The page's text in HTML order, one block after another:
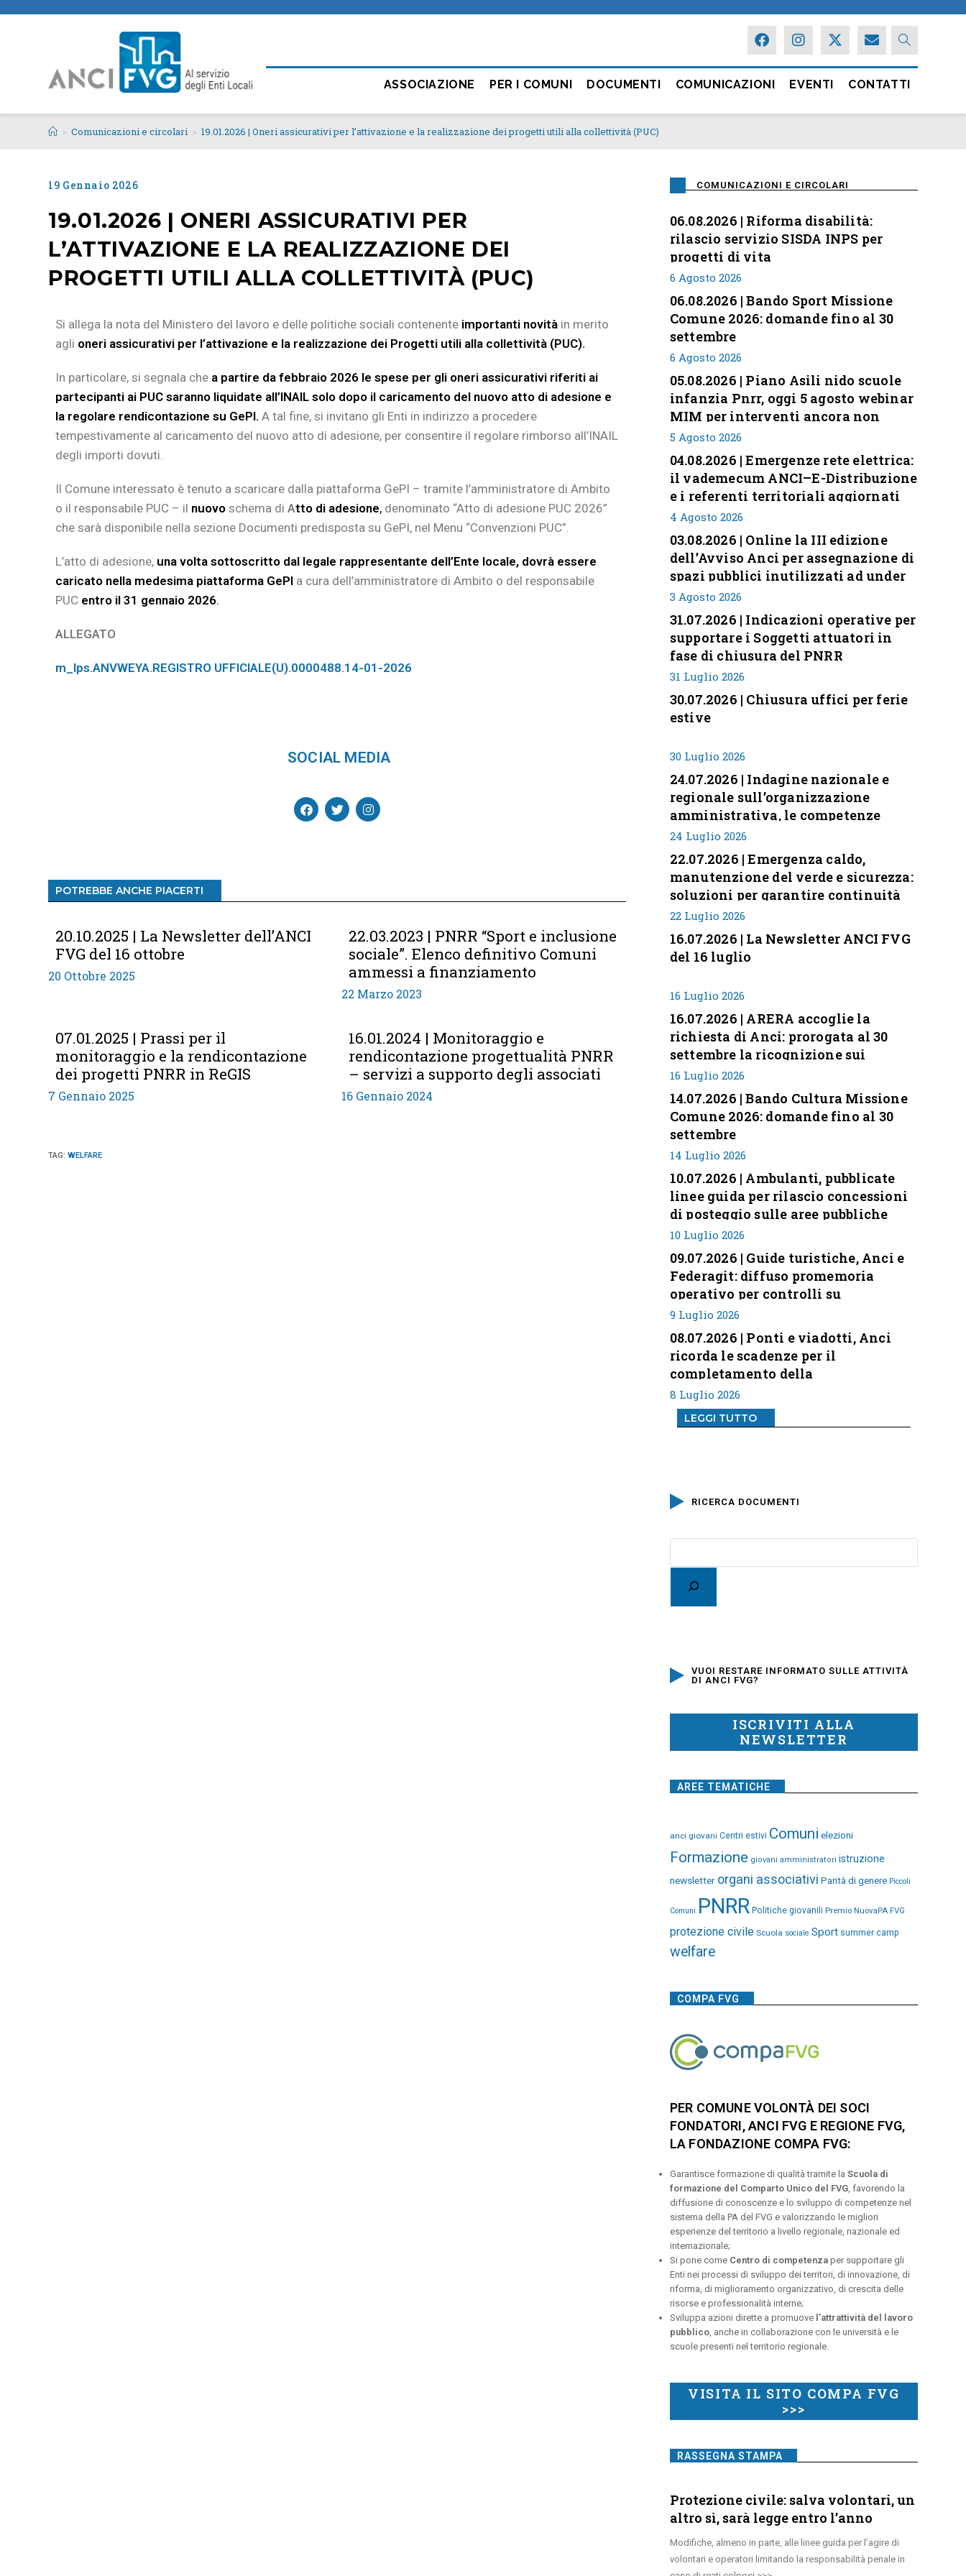
ASSOCIAZIONE PER I COMUNI DOCUMENTI COMUNICAZIONI EVENTI CONTATTI
> Comunicazioni e circolari > 19.01.2026 | Oneri assicurativi per l’attivazione e la realizzazione dei progetti utili alla collettività (PUC)
19 Gennaio 2026
19.01.2026 | ONERI ASSICURATIVI PER
L’ATTIVAZIONE E LA REALIZZAZIONE DEI
PROGETTI UTILI ALLA COLLETTIVITÀ (PUC)
Si allega la nota del Ministero del lavoro e delle politiche sociali contenente importanti novità in merito
agli oneri assicurativi per l’attivazione e la realizzazione dei Progetti utili alla collettività (PUC).
In particolare, si segnala che a partire da febbraio 2026 le spese per gli oneri assicurativi riferiti ai
partecipanti ai PUC saranno liquidate all’INAIL solo dopo il caricamento del nuovo atto di adesione e
la regolare rendicontazione su GePI. A tal fine, si invitano gli Enti in indirizzo a procedere
tempestivamente al caricamento del nuovo atto di adesione, per consentire il regolare rimborso all’INAIL
degli importi dovuti.
Il Comune interessato è tenuto a scaricare dalla piattaforma GePI – tramite l’amministratore di Ambito
o il responsabile PUC – il nuovo schema diAtto di adesione, denominato “Atto di adesione PUC 2026”
che sarà disponibile nella sezione Documenti predisposta su GePI, nel Menu “Convenzioni PUC”.
L’atto di adesione, una volta sottoscritto dal legale rappresentante dell’Ente locale, dovrà essere
caricato nella medesima piattaforma GePI a cura dell’amministratore di Ambito o del responsabile
PUC entro il 31 gennaio 2026.
ALLEGATO
m_lps.ANVWEYA.REGISTRO UFFICIALE(U).0000488.14-01-2026
SOCIAL MEDIA
POTREBBE ANCHE PIACERTI
20.10.2025 | La Newsletter dell’ANCI
FVG del 16 ottobre
20 Ottobre 2025
22.03.2023 | PNRR “Sport e inclusione
sociale”. Elenco definitivo Comuni
ammessi a finanziamento
22 Marzo 2023
07.01.2025 | Prassi per il
monitoraggio e la rendicontazione
dei progetti PNRR in ReGIS
7 Gennaio 2025
16.01.2024 | Monitoraggio e
rendicontazione progettualità PNRR
– servizi a supporto degli associati
16 Gennaio 2024
TAG:WELFARE
COMUNICAZIONI E CIRCOLARI
06.08.2026 | Riforma disabilità:
rilascio servizio SISDA INPS per
progetti di vita
6 Agosto 2026
06.08.2026 | Bando Sport Missione
Comune 2026: domande fino al 30
settembre
6 Agosto 2026
05.08.2026 | Piano Asili nido scuole
infanzia Pnrr, oggi 5 agosto webinar
MIM per interventi ancora non
conclusi
5 Agosto 2026
04.08.2026 | Emergenze rete elettrica:
il vademecum ANCI–E-Distribuzione
e i referenti territoriali aggiornati
4 Agosto 2026
03.08.2026 | Online la III edizione
dell’Avviso Anci per assegnazione di
spazi pubblici inutilizzati ad under
35
3 Agosto 2026
31.07.2026 | Indicazioni operative per
supportare i Soggetti attuatori in
fase di chiusura del PNRR
31 Luglio 2026
30.07.2026 | Chiusura uffici per ferie
estive
30 Luglio 2026
24.07.2026 | Indagine nazionale e
regionale sull’organizzazione
amministrativa, le competenze
professionali e i modelli di gestione
nei piccoli Comuni italiani
24 Luglio 2026
22.07.2026 | Emergenza caldo,
manutenzione del verde e sicurezza:
soluzioni per garantire continuità
servizi
22 Luglio 2026
16.07.2026 | La Newsletter ANCI FVG
del 16 luglio
16 Luglio 2026
16.07.2026 | ARERA accoglie la
richiesta di Anci: prorogata al 30
settembre la ricognizione sui
corrispettivi
16 Luglio 2026
14.07.2026 | Bando Cultura Missione
Comune 2026: domande fino al 30
settembre
14 Luglio 2026
10.07.2026 | Ambulanti, pubblicate
linee guida per rilascio concessioni
di posteggio sulle aree pubbliche
10 Luglio 2026
09.07.2026 | Guide turistiche, Anci e
Federagit: diffuso promemoria
operativo per controlli su
professione
9 Luglio 2026
08.07.2026 | Ponti e viadotti, Anci
ricorda le scadenze per il
completamento della
classificazione del rischio
8 Luglio 2026
LEGGI TUTTO
RICERCA DOCUMENTI
VUOI RESTARE INFORMATO SULLE ATTIVITÀ
DI ANCI FVG?
ISCRIVITI ALLA
NEWSLETTER
AREE TEMATICHE
anci giovani Centri estivi Comuni elezioni
Formazione giovani amministratori istruzione
newsletter organi associativi Parità di genere Piccoli
Comuni PNRR Politiche giovanili Premio NuovaPA FVG
protezione civile Scuola sociale Sport summer camp
welfare
COMPA FVG
PER COMUNE VOLONTÀ DEI SOCI
FONDATORI, ANCI FVG E REGIONE FVG,
LA FONDAZIONE COMPA FVG:
Garantisce formazione di qualità tramite la Scuola di
formazione del Comparto Unico del FVG, favorendo la
diffusione di conoscenze e lo sviluppo di competenze nel
sistema della PA del FVG e valorizzando le migliori
esperienze del territorio a livello regionale, nazionale ed
internazionale;
Si pone come Centro di competenzaper supportare gli
Enti nei processi di sviluppo dei territori, di innovazione, di
riforma, di miglioramento organizzativo, di crescita delle
risorse e professionalità interne;
Sviluppa azioni dirette a promuove l’attrattività del lavoro
pubblico, anche in collaborazione con le università e le
scuole presenti nel territorio regionale.
VISITA IL SITO COMPA FVG
>>>
RASSEGNA STAMPA
Protezione civile: salva volontari, un
altro sì, sarà legge entro l’anno
Modifiche, almeno in parte, alle linee guida per l’agire di
volontari e operatori limitando la responsabilità penale in